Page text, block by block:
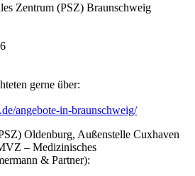
Zentrum (PSZ) Braunschweig
gerne über:
angebote-in-braunschweig/
Oldenburg, Außenstelle Cuxhaven
– Medizinisches
& Partner):